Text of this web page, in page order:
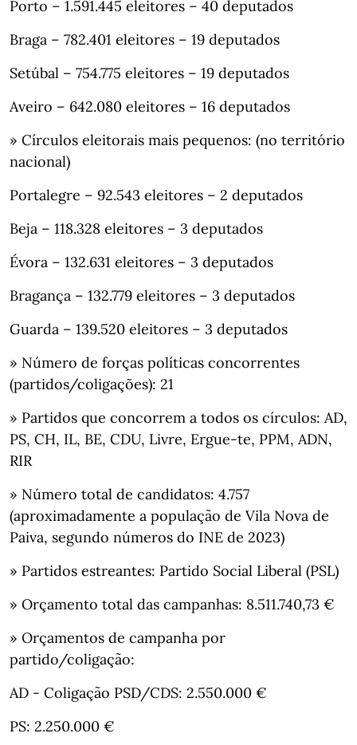
Porto – 1.591.445 eleitores – 40 deputados
Braga – 782.401 eleitores – 19 deputados
Setúbal – 754.775 eleitores – 19 deputados
Aveiro – 642.080 eleitores – 16 deputados
» Círculos eleitorais mais pequenos: (no território
nacional)
Portalegre – 92.543 eleitores – 2 deputados
Beja – 118.328 eleitores – 3 deputados
Évora – 132.631 eleitores – 3 deputados
Bragança – 132.779 eleitores – 3 deputados
Guarda – 139.520 eleitores – 3 deputados
» Número de forças políticas concorrentes
(partidos/coligações): 21
» Partidos que concorrem a todos os círculos: AD,
PS, CH, IL, BE, CDU, Livre, Ergue-te, PPM, ADN,
RIR
» Número total de candidatos: 4.757
(aproximadamente a população de Vila Nova de
Paiva, segundo números do INE de 2023)
» Partidos estreantes: Partido Social Liberal (PSL)
» Orçamento total das campanhas: 8.511.740,73 €
» Orçamentos de campanha por
partido/coligação:
AD - Coligação PSD/CDS: 2.550.000 €
PS: 2.250.000 €